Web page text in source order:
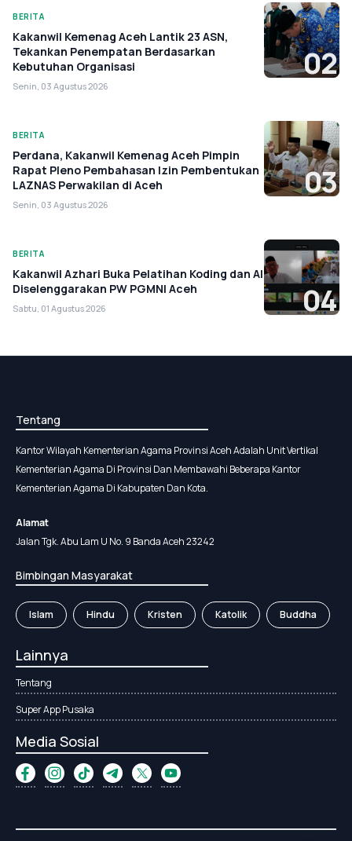
BERITA
Kakanwil Kemenag Aceh Lantik 23 ASN,
Tekankan Penempatan Berdasarkan
Kebutuhan Organisasi
Senin, 03 Agustus 2026
02
BERITA
Perdana, Kakanwil Kemenag Aceh Pimpin
Rapat Pleno Pembahasan Izin Pembentukan
LAZNAS Perwakilan di Aceh
Senin, 03 Agustus 2026
03
BERITA
Kakanwil Azhari Buka Pelatihan Koding dan AI
Diselenggarakan PW PGMNI Aceh
Sabtu, 01 Agustus 2026 04
Tentang
Kantor Wilayah Kementerian Agama Provinsi Aceh Adalah Unit Vertikal
Kementerian Agama Di Provinsi Dan Membawahi Beberapa Kantor
Kementerian Agama Di Kabupaten Dan Kota.
Alamat
Jalan Tgk. Abu Lam U No. 9 Banda Aceh 23242
Bimbingan Masyarakat
Islam Hindu Kristen Katolik Buddha
Lainnya
Tentang
Super App Pusaka
Media Sosial